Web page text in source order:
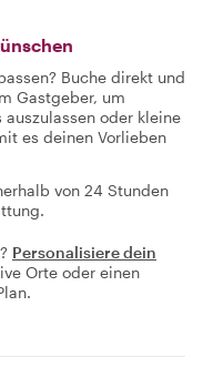
Buche direkt und
Gastgeber, um
oder kleine
es deinen Vorlieben
von 24 Stunden
Personalisiere dein
Orte oder einen